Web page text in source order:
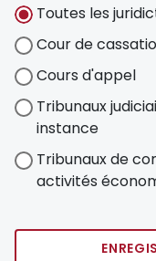
Toutes les
Cour de
Cours d'appel
Tribunaux
instance
Tribunaux de
activités